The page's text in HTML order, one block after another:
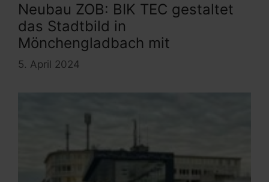
Neubau ZOB: BIK TEC gestaltet
das Stadtbild in
Mönchengladbach mit
5. April 2024